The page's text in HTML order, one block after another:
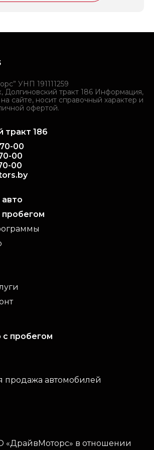
УНП 191111259
Долгиновский тракт 186 Информация,
сайте, носит справочный характер и
офертой.
тракт 186
00
00
00
пробегом
с пробегом
продажа автомобилей
«ДрайвМоторс» в отношении